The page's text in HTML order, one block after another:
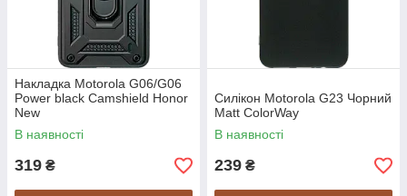
Накладка Motorola G06/G06
Power black Camshield Honor
New
В наявності
319 ₴
Силікон Motorola G23 Чорний
Matt ColorWay
В наявності
239 ₴